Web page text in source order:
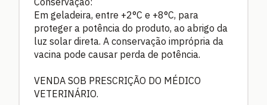
Em geladeira, entre +2°C e +8°C, para
proteger a potência do produto, ao abrigo da
luz solar direta. A conservação imprópria da
vacina pode causar perda de potência.
VENDA SOB PRESCRIÇÃO DO MÉDICO
VETERINÁRIO.